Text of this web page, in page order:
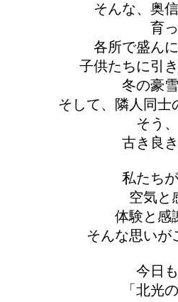
そんな、奥
育
各所で盛ん
子供たちに引
冬の豪
そして、隣人同士
そう
古き良
私たち
空気と
体験と感
そんな思いが
今日
「北光